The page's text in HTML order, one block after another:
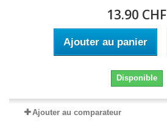
13.90 CHF
Ajouter au panier
Disponible
Ajouter au comparateur